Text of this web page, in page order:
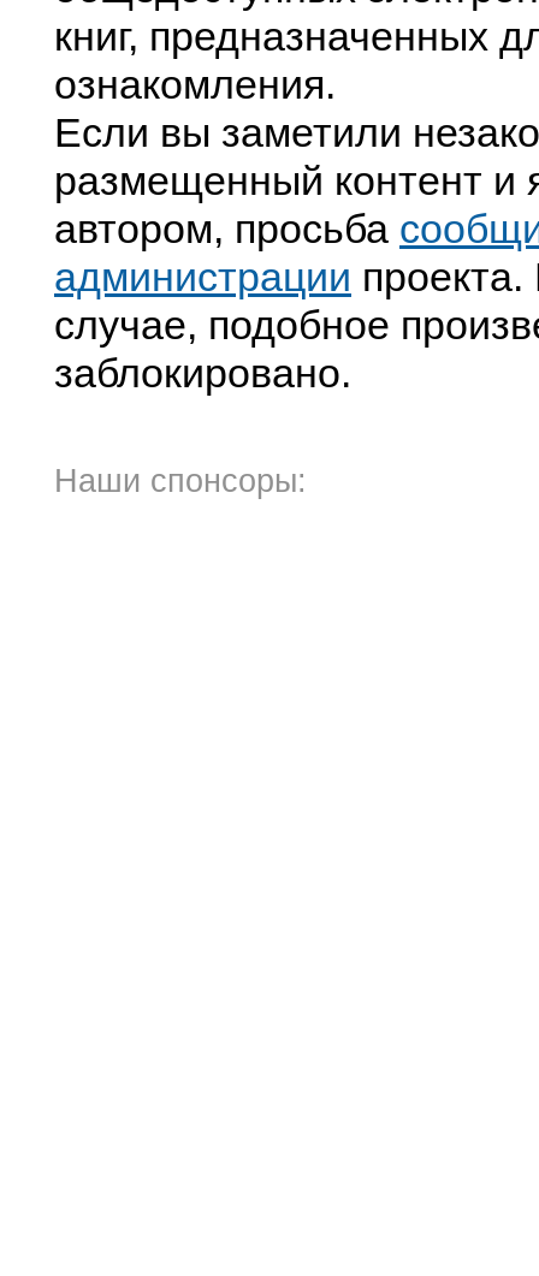
книг, предназначенных
ознакомления.
Если вы заметили
размещенный контент и
автором, просьба
администрации
случае, подобное
заблокировано.
Наши спонсоры: